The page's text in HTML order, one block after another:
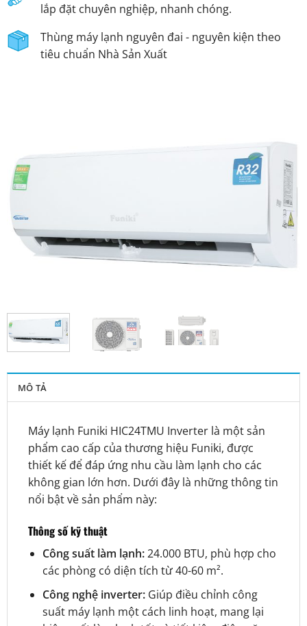
MÔ TẢ
Máy lạnh Funiki HIC24TMU Inverter là một sản
phẩm cao cấp của thương hiệu Funiki, được
thiết kế để đáp ứng nhu cầu làm lạnh cho các
không gian lớn hơn. Dưới đây là những thông tin
nổi bật về sản phẩm này:
Thông số kỹ thuật
Công suất làm lạnh:24.000 BTU, phù hợp cho
các phòng có diện tích từ 40-60 m².
Công nghệ inverter:Giúp điều chỉnh công
suất máy lạnh một cách linh hoạt, mang lại
lắp đặt chuyên nghiệp, nhanh chóng.
Thùng máy lạnh nguyên đai - nguyên kiện theo
tiêu chuẩn Nhà Sản Xuất